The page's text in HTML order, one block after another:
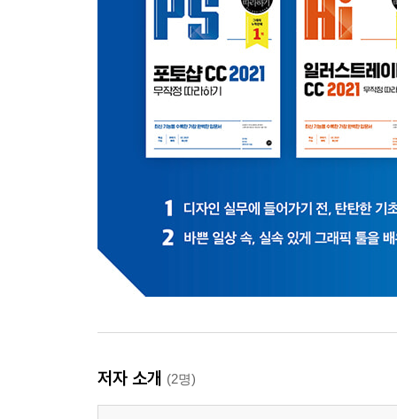
2 Layers 패널 사용하기
3 레이어를 이용하여 마음대로 이미지 배치하기
4 레이어를 이용한 이미지 구성하기
5 다중 레이어를 이용한 이미지 합성하기
02 | 레이어 블렌딩 모드 사용하기 → Blend Mode
2 흰색을 투명하게 만드는 Multiply 합성하기
4 Overlay 모드로 배경 이미지 합성하기
03 | 레이어 스타일 적용하기 → Layer Style
2 레이어 스타일 적용하기
04 | 레이어 마스크와 클리핑 마스크 사용하기 →
1 레이어 마스크 사용하기
저자 소개 (2명)